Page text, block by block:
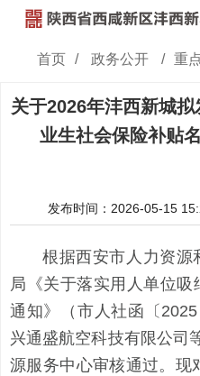
首页 / 政务公开 / 重
关于2026年沣西新城
业生社会保险补贴
发布时间：2026-05-15
根据西安市人力资源
局《关于落实用人单位
通知》（市人社函〔
兴通盛航空科技有限公司
源服务中心审核通过。现